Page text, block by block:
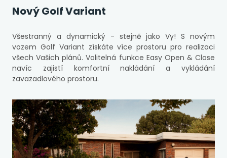
Nový Golf Variant
Všestranný a dynamický - stejně jako Vy! S novým
vozem Golf Variant získáte více prostoru pro realizaci
všech Vašich plánů. Volitelná funkce Easy Open & Close
navíc zajistí komfortní nakládání a vykládání
zavazadlového prostoru.